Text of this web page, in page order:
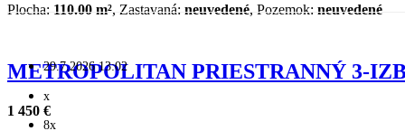
Plocha: 110.00 m², Zastavaná: neuvedené, Pozemok: neuvedené
29.7.2026 13:02
x
8x
METROPOLITAN PRIESTRANNÝ 3-
1 450 €